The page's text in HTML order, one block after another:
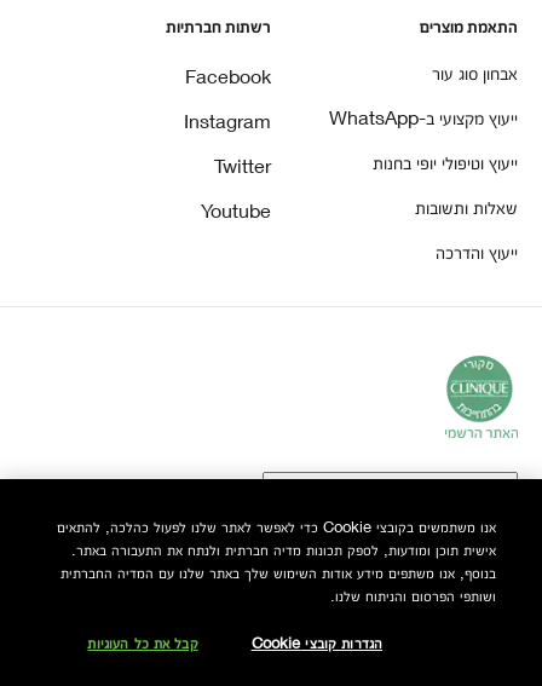
התאמת מוצרים
אבחון סוג עור
ייעוץ מקצועי ב-WhatsApp
ייעוץ וטיפולי יופי בחנות
שאלות ותשובות
ייעוץ והדרכה
רשתות חברתיות
Facebook
Instagram
Twitter
Youtube
אנו משתמשים בקובצי Cookie כדי לאפשר לאתר שלנו לפעול כהלכה, להתאים
אישית תוכן ומודעות, לספק תכונות מדיה חברתית ולנתח את התעבורה באתר.
בנוסף, אנו משתפים מידע אודות השימוש שלך באתר שלנו עם המדיה החברתית
ושותפי הפרסום והניתוח שלנו.
הגדרות קובצי Cookie קבל את כל העוגיות